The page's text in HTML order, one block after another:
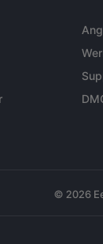
© 2026